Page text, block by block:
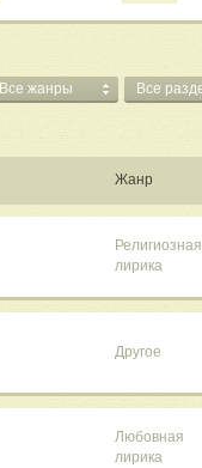
Все жанры Все
Жанр
Религиозная
лирика
Другое
Любовная
лирика